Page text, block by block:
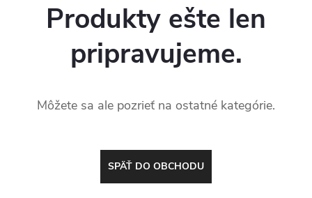
Produkty ešte len
pripravujeme.
Môžete sa ale pozrieť na ostatné kategórie.
SPÄŤ DO OBCHODU